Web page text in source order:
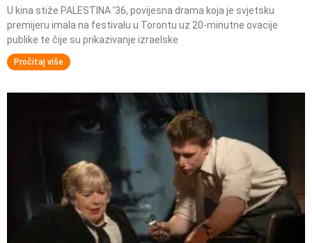
U kina stiže PALESTINA ’36, povijesna drama koja je svjetsku
premijeru imala na festivalu u Torontu uz 20-minutne ovacije
publike te čije su prikazivanje izraelske
Pročitaj više